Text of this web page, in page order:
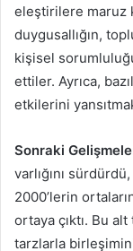
eleştirilere maruz
duygusallığın,
kişisel
ettiler. Ayrıca,
etkilerini
Sonraki
varlığını
2000’lerin
ortaya çıktı. Bu
tarzlarla